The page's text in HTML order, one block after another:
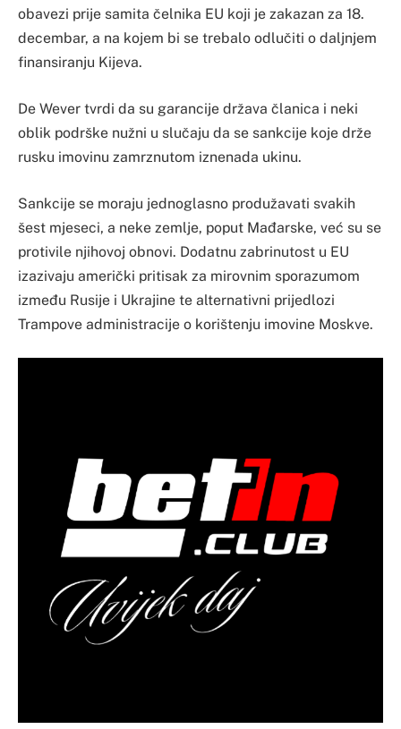
obavezi prije samita čelnika EU koji je zakazan za 18.
decembar, a na kojem bi se trebalo odlučiti o daljnjem
finansiranju Kijeva.
De Wever tvrdi da su garancije država članica i neki
oblik podrške nužni u slučaju da se sankcije koje drže
rusku imovinu zamrznutom iznenada ukinu.
Sankcije se moraju jednoglasno produžavati svakih
šest mjeseci, a neke zemlje, poput Mađarske, već su se
protivile njihovoj obnovi. Dodatnu zabrinutost u EU
izazivaju američki pritisak za mirovnim sporazumom
između Rusije i Ukrajine te alternativni prijedlozi
Trampove administracije o korištenju imovine Moskve.